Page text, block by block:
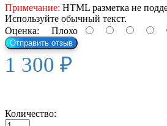
Примечание: HTML разметка не
Используйте обычный текст.
Оценка: Плохо
Отправить отзыв
1 300 ₽
Количество: